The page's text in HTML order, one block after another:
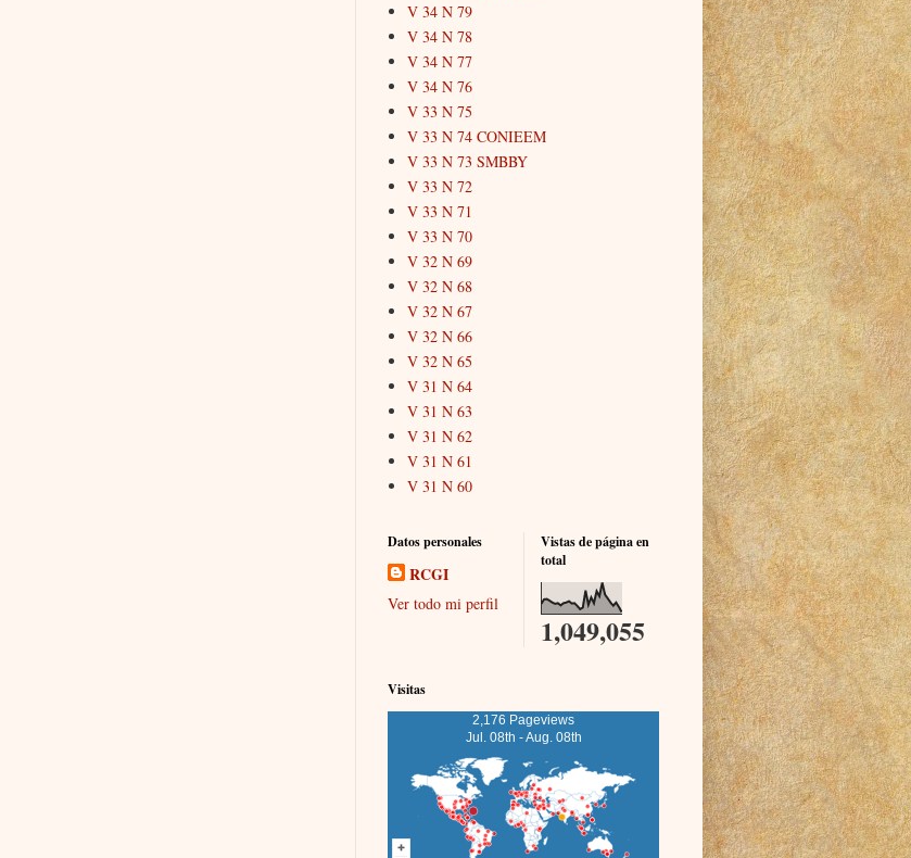
V 34 N 79
V 34 N 78
V 34 N 77
V 34 N 76
V 33 N 75
V 33 N 74 CONIEEM
V 33 N 73 SMBBY
V 33 N 72
V 33 N 71
V 33 N 70
V 32 N 69
V 32 N 68
V 32 N 67
V 32 N 66
V 32 N 65
V 31 N 64
V 31 N 63
V 31 N 62
V 31 N 61
V 31 N 60
Datos personales
RCGI
Ver todo mi perfil
Vistas de página en
total
1,049,055
Visitas
2,176 Pageviews
Jul. 08th - Aug. 08th